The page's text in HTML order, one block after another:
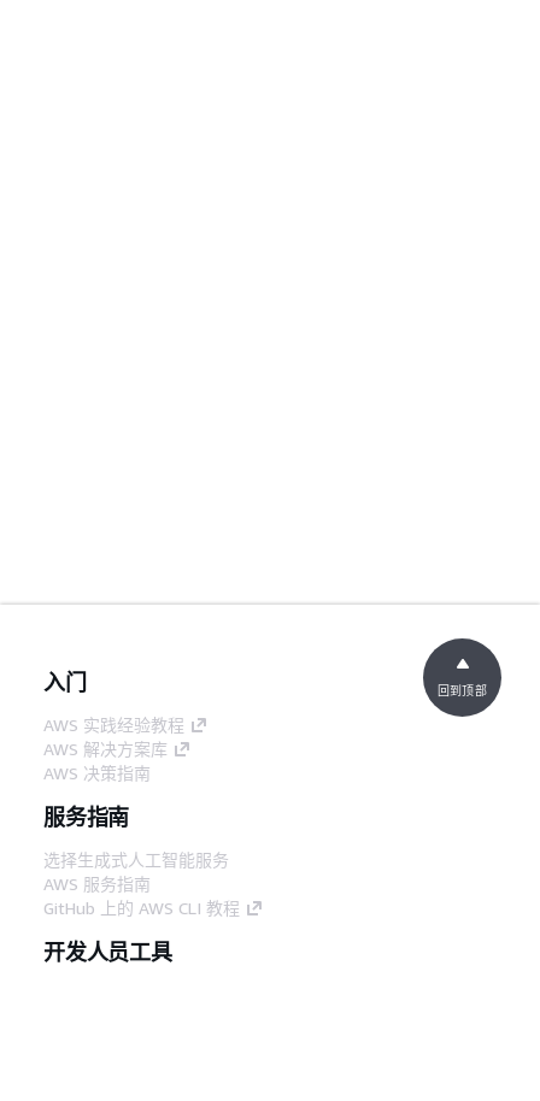
入门
AWS 实践经验教程
AWS 解决方案库
AWS 决策指南
服务指南
选择生成式人工智能服务
AWS 服务指南
GitHub 上的 AWS CLI 教程
开发人员工具
回到顶部